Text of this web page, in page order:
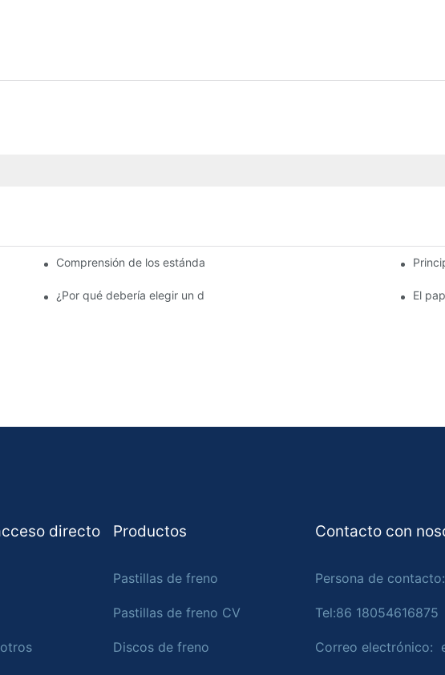
para su negocio
Comprensión de los estándares de calidad entre los fabricantes de
freno ¿Por qué debería elegir un distribuidor autorizado de pastillas de freno?
El
directo Productos
Pastillas de freno
Pastillas de freno CV
Discos de freno
Contacto con
Persona de
Tel:86 18054616875
Correo electrónico: